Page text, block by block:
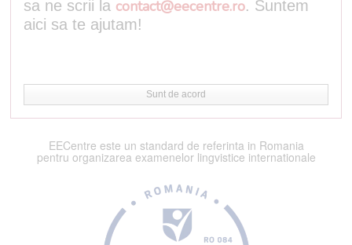
sa ne scrii la contact@eecentre.ro. Suntem
aici sa te ajutam!
Sunt de acord
EECentre este un standard de referinta in Romania
pentru organizarea examenelor lingvistice internationale